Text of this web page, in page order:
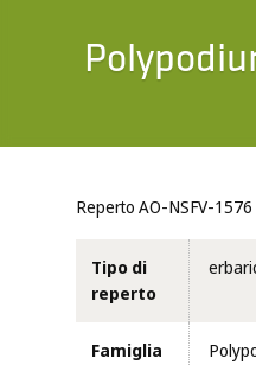
Reperto AO-NSFV-1576
Tipo di
reperto
Famiglia